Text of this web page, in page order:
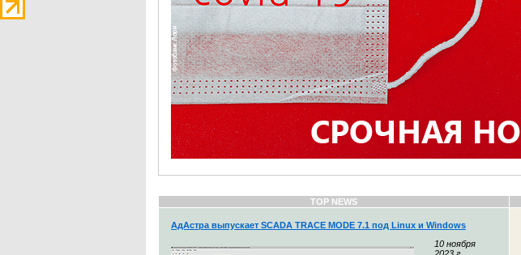
TOP NEWS
АдАстра выпускает SCADA TRACE MODE 7.1 под Linux и Windows
10 ноября